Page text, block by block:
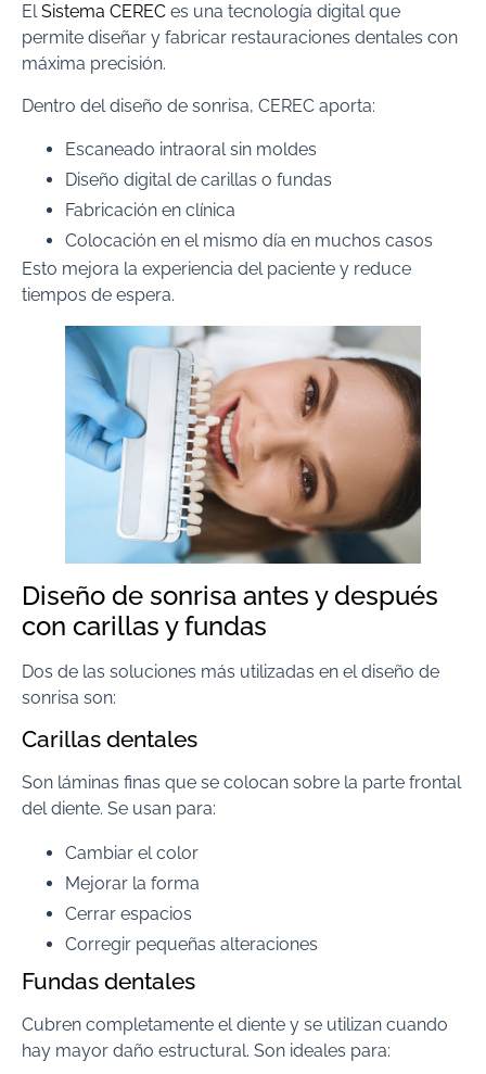
ElSistema CEREC es una tecnología digital que
permite diseñar y fabricar restauraciones dentales con
máxima precisión.
Dentro del diseño de sonrisa, CEREC aporta:
Escaneado intraoral sin moldes
Diseño digital de carillas o fundas
Fabricación en clínica
Colocación en el mismo día en muchos casos
Esto mejora la experiencia del paciente y reduce
tiempos de espera.
Diseño de sonrisa antes y después
con carillas y fundas
Dos de las soluciones más utilizadas en el diseño de
sonrisa son:
Carillas dentales
Son láminas finas que se colocan sobre la parte frontal
del diente. Se usan para:
Cambiar el color
Mejorar la forma
Cerrar espacios
Corregir pequeñas alteraciones
Fundas dentales
Cubren completamente el diente y se utilizan cuando
hay mayor daño estructural. Son ideales para: